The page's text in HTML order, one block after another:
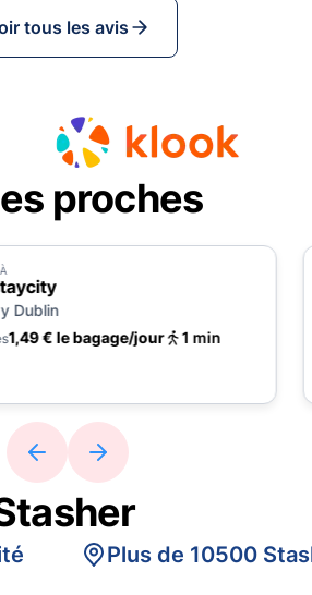
tous les avis
proches
Dublin
1,49 € le bagage/jour
1 min
Plus de 10500